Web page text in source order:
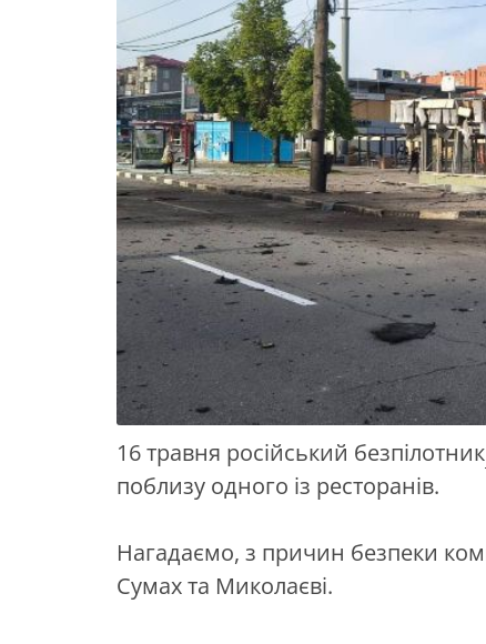
16 травня російський безпілотник
поблизу одного із ресторанів.
Нагадаємо, з причин безпеки
Сумах та Миколаєві.